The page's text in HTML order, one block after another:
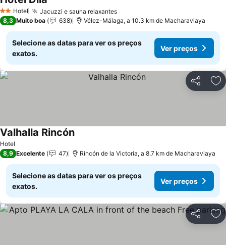
2 Estrelas
Hotel Jacuzzi e sauna relaxantesVer preços
8,3 Muito boa 638 Vélez-Málaga, a 10.3 km de Macharaviaya
Selecione as datas para ver os preços
exatos.
Ver preços
Partilhar
Hotel
Valhalla RincónVer preços
8,9 Excelente 47 Rincón de la Victoria, a 8.7 km de Macharaviaya
Selecione as datas para ver os preços
exatos.
Ver preços
Partilhar